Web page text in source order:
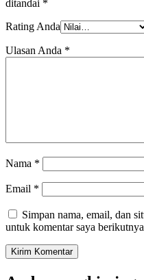
ditandai *
Rating Anda
Ulasan Anda *
Nama *
Email *
Simpan nama, email, dan
untuk komentar saya